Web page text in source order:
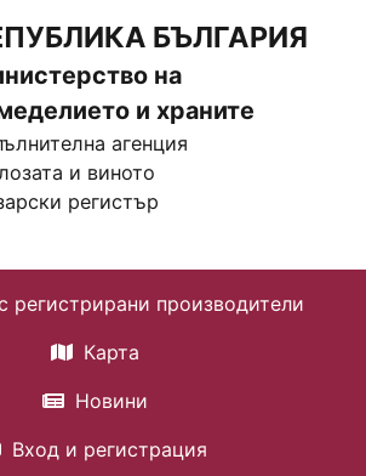
БЪЛГАРИЯ
на
и храните
агенция
и виното
регистър
регистрирани производители
Карта
Новини
Вход и регистрация